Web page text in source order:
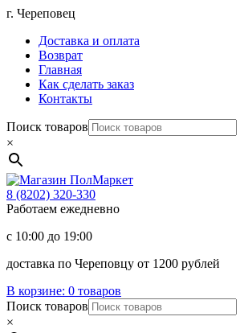
Перейти
содержимому
г. Череповец
Доставка и оплата
Возврат
Главная
Как сделать заказ
Контакты
Поиск товаров
×
Магазин
8 (8202) 320-330
Работаем ежедневно
с 10:00 до 19:00
доставка по Череповцу от 1200 рублей
В корзине: 0 товаров
Поиск товаров
×